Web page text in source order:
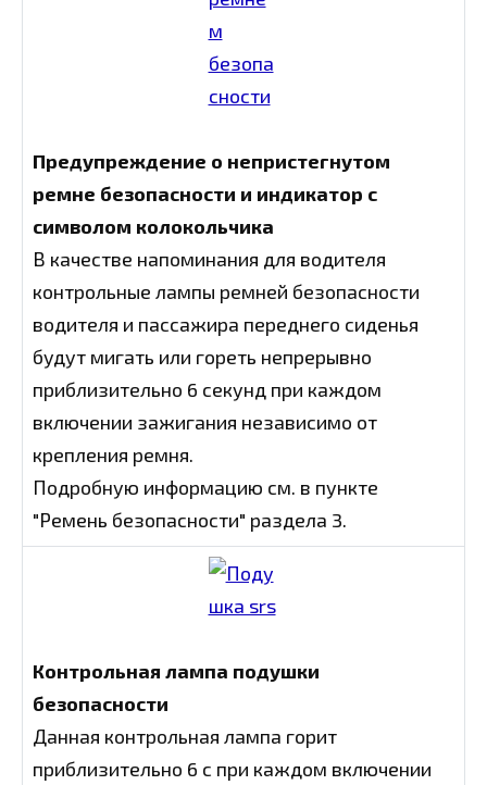
Предупреждение о непристегнутом
ремне безопасности и индикатор с
символом колокольчика
В качестве напоминания для водителя
контрольные лампы ремней безопасности
водителя и пассажира переднего сиденья
будут мигать или гореть непрерывно
приблизительно 6 секунд при каждом
включении зажигания независимо от
крепления ремня.
Подробную информацию см. в пункте
"Ремень безопасности" раздела 3.
Контрольная лампа подушки
безопасности
Данная контрольная лампа горит
приблизительно 6 с при каждом включении